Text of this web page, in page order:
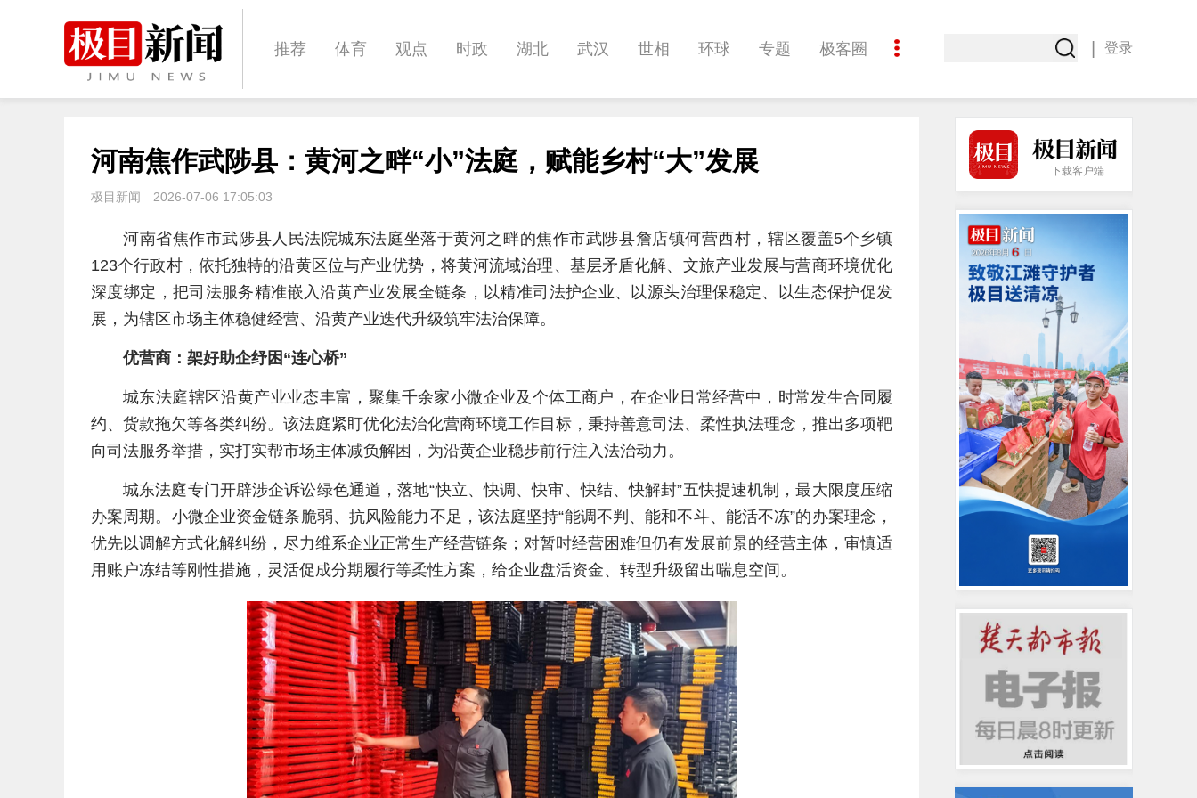
推荐 体育 观点 时政 湖北 武汉 世相 环球 专题 极客圈
文化 娱乐 影像 帅作文 International 职教院 酒道
登录
河南焦作武陟县：黄河之畔“小”法庭，赋能乡村“大”发展
极目新闻 2026-07-06 17:05:03
河南省焦作市武陟县人民法院城东法庭坐落于黄河之畔的焦作市武陟县詹店镇何营西村，辖区覆盖5个乡镇
123个行政村，依托独特的沿黄区位与产业优势，将黄河流域治理、基层矛盾化解、文旅产业发展与营商环境优化
深度绑定，把司法服务精准嵌入沿黄产业发展全链条，以精准司法护企业、以源头治理保稳定、以生态保护促发
展，为辖区市场主体稳健经营、沿黄产业迭代升级筑牢法治保障。
优营商：架好助企纾困“连心桥”
城东法庭辖区沿黄产业业态丰富，聚集千余家小微企业及个体工商户，在企业日常经营中，时常发生合同履
约、货款拖欠等各类纠纷。该法庭紧盯优化法治化营商环境工作目标，秉持善意司法、柔性执法理念，推出多项靶
向司法服务举措，实打实帮市场主体减负解困，为沿黄企业稳步前行注入法治动力。
城东法庭专门开辟涉企诉讼绿色通道，落地“快立、快调、快审、快结、快解封”五快提速机制，最大限度压缩
办案周期。小微企业资金链条脆弱、抗风险能力不足，该法庭坚持“能调不判、能和不斗、能活不冻”的办案理念，
优先以调解方式化解纠纷，尽力维系企业正常生产经营链条；对暂时经营困难但仍有发展前景的经营主体，审慎适
用账户冻结等刚性措施，灵活促成分期履行等柔性方案，给企业盘活资金、转型升级留出喘息空间。
下载客户端